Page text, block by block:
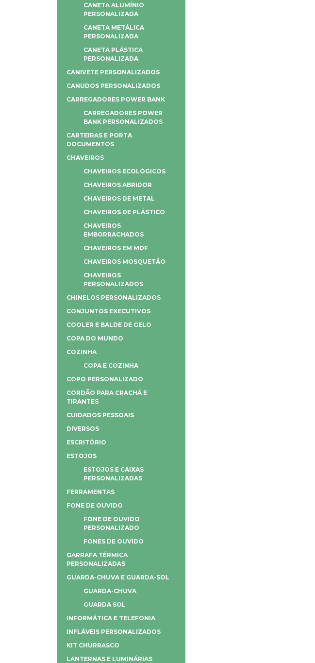
CANETA ALUMÍNIO
PERSONALIZADA
CANETA METÁLICA
PERSONALIZADA
CANETA PLÁSTICA
PERSONALIZADA
CANIVETE PERSONALIZADOS
CANUDOS PERSONALIZADOS
CARREGADORES POWER BANK
CARREGADORES POWER
BANK PERSONALIZADOS
CARTEIRAS E PORTA
DOCUMENTOS
CHAVEIROS
CHAVEIROS ECOLÓGICOS
CHAVEIROS ABRIDOR
CHAVEIROS DE METAL
CHAVEIROS DE PLÁSTICO
CHAVEIROS
EMBORRACHADOS
CHAVEIROS EM MDF
CHAVEIROS MOSQUETÃO
CHAVEIROS
PERSONALIZADOS
CHINELOS PERSONALIZADOS
CONJUNTOS EXECUTIVOS
COOLER E BALDE DE GELO
COPA DO MUNDO
COZINHA
COPA E COZINHA
COPO PERSONALIZADO
CORDÃO PARA CRACHÁ E
TIRANTES
CUIDADOS PESSOAIS
DIVERSOS
ESCRITÓRIO
ESTOJOS
ESTOJOS E CAIXAS
PERSONALIZADAS
FERRAMENTAS
FONE DE OUVIDO
FONE DE OUVIDO
PERSONALIZADO
FONES DE OUVIDO
GARRAFA TÉRMICA
PERSONALIZADAS
GUARDA-CHUVA E GUARDA-SOL
GUARDA-CHUVA
GUARDA SOL
INFORMÁTICA E TELEFONIA
INFLÁVEIS PERSONALIZADOS
KIT CHURRASCO
LANTERNAS E LUMINÁRIAS